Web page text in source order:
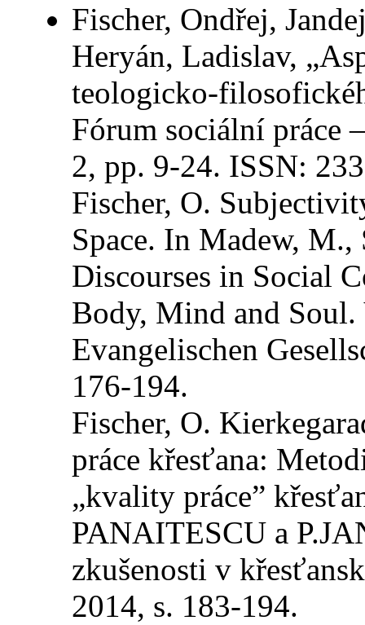
Fischer, Ondřej,
Heryán, Ladislav,
teologicko-
Fórum sociální práce
2, pp. 9-24. ISSN:
Fischer, O.
Space. In Madew, M.,
Discourses in Social
Body, Mind and Soul.
Evangelischen
176-194.
Fischer, O.
práce křesťana:
„kvality práce”
PANAITESCU a
zkušenosti v
2014, s. 183-194.